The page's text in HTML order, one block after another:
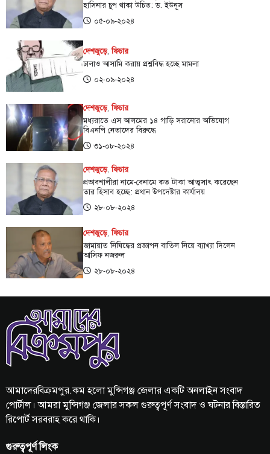
হাসিনার চুপ থাকা উচিত: ড. ইউনূস
০৫-০৯-২০২৪
দেশজুড়ে,ফিচার
ঢালাও আসামি করায় প্রশ্নবিদ্ধ হচ্ছে মামলা
০২-০৯-২০২৪
দেশজুড়ে,ফিচার
মধ্যরাতে এস আলমের ১৪ গাড়ি সরানোর অভিযোগ
বিএনপি নেতাদের বিরুদ্ধে
৩১-০৮-২০২৪
দেশজুড়ে,ফিচার
প্রভাবশালীরা নামে-বেনামে কত টাকা আত্মসাৎ করেছেন
তার হিসাব হচ্ছে: প্রধান উপদেষ্টার কার্যালয়
২৮-০৮-২০২৪
দেশজুড়ে,ফিচার
জামায়াত নিষিদ্ধের প্রজ্ঞাপন বাতিল নিয়ে ব্যাখ্যা দিলেন
আসিফ নজরুল
২৮-০৮-২০২৪
আমাদেরবিক্রমপুর.কম হলো মুন্সিগঞ্জ জেলার একটি অনলাইন সংবাদ
পোর্টাল। আমরা মুন্সিগঞ্জ জেলার সকল গুরুত্বপূর্ণ সংবাদ ও ঘটনার বিস্তারিত
রিপোর্ট সরবরাহ করে থাকি।
গুরুত্বপূর্ণ লিংক